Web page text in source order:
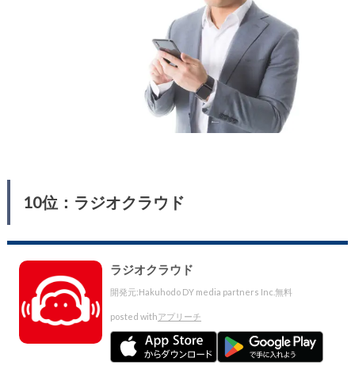
10位：ラジオクラウド
ラジオクラウド
開発元:Hakuhodo DY media partners Inc. 無料
posted withアプリーチ